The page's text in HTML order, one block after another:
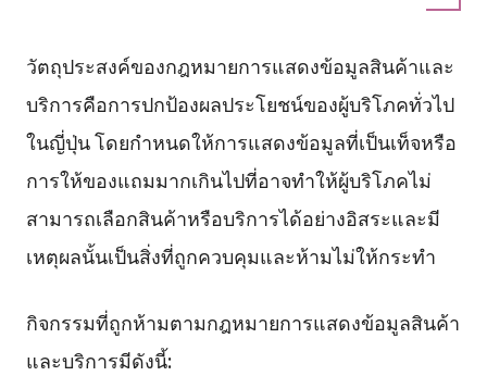
วัตถุประสงค์ของกฎหมายการแสดงข้อมูลสินค้าและ
บริการคือการปกป้องผลประโยชน์ของผู้บริโภคทั่วไป
ในญี่ปุ่น โดยกำหนดให้การแสดงข้อมูลที่เป็นเท็จหรือ
การให้ของแถมมากเกินไปที่อาจทำให้ผู้บริโภคไม่
สามารถเลือกสินค้าหรือบริการได้อย่างอิสระและมี
เหตุผลนั้นเป็นสิ่งที่ถูกควบคุมและห้ามไม่ให้กระทำ
กิจกรรมที่ถูกห้ามตามกฎหมายการแสดงข้อมูลสินค้า
และบริการมีดังนี้: